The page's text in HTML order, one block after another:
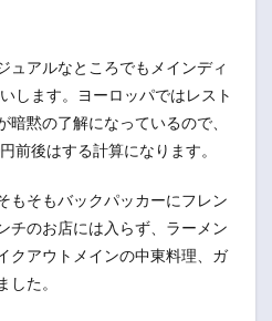
ュアルなところでもメインディ
します。ヨーロッパではレスト
黙の了解になっているので、
前後はする計算になります。
もそもバックパッカーにフレン
チのお店には入らず、ラーメン
クアウトメインの中東料理、ガ
した。